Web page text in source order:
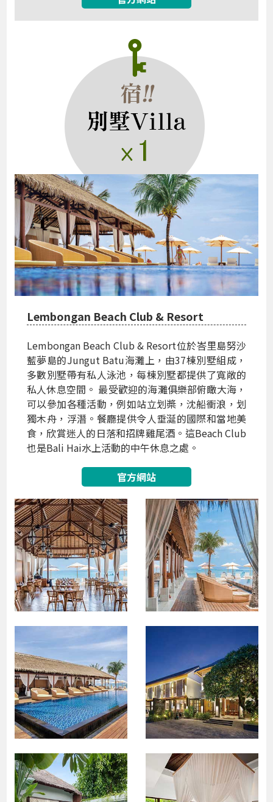
Lembongan Beach Club & Resort
Lembongan Beach Club & Resort位於峇里島努沙
藍夢島的Jungut Batu海灘上，由37棟別墅組成，
多數別墅帶有私人泳池，每棟別墅都提供了寬敞的
私人休息空間。 最受歡迎的海灘俱樂部俯瞰大海，
可以參加各種活動，例如站立划槳，沈船衝浪，划
獨木舟，浮潛。餐廳提供令人垂涎的國際和當地美
食，欣賞迷人的日落和招牌雞尾酒。這Beach Club
也是Bali Hai水上活動的中午休息之處。
官方網站